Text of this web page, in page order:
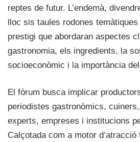
reptes de futur. L’endemà,
lloc sis taules rodones
prestigi que abordaran aspectes
gastronomia, els ingredients, la
socioeconòmic i la importància
El fòrum busca implicar
periodistes gastronòmics,
experts, empreses i institucions
Calçotada com a motor